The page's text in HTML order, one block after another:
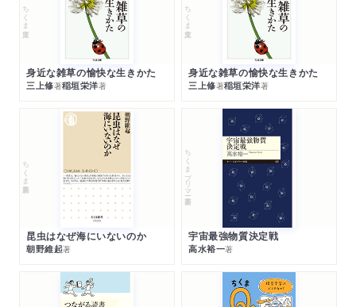
ちくま文庫
身近な雑草の愉快な生きかた
三上修著稲垣栄洋著
ちくま文庫
身近な雑草の愉快な生きかた
三上修著稲垣栄洋著
ちくま新書
昆虫はなぜ海にいないのか
朝野維起著
ちくまプリマー新書
宇宙最強物質決定戦
高水裕一著